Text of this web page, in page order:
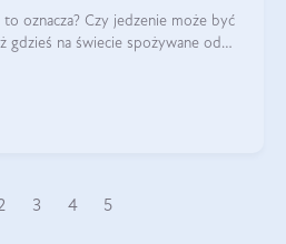
oznacza? Czy jedzenie może być
gdzieś na świecie spożywane od
3 4 5